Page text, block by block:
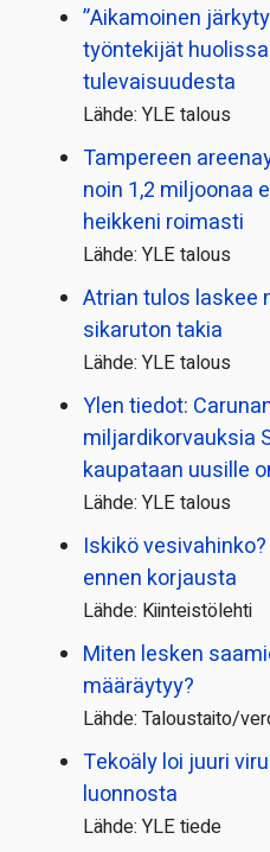
”Aikamoinen
työntekijät
tulevaisuudesta
Lähde: YLE talous
Tampereen
noin 1,2 miljoonaa
heikkeni roimasti
Lähde: YLE talous
Atrian tulos laskee
sikaruton takia
Lähde: YLE talous
Ylen tiedot:
miljardi­korvauksia
kaupataan uusille
Lähde: YLE talous
Iskikö
ennen korjausta
Lähde: Kiinteistölehti
Miten lesken
määräytyy?
Lähde: Taloustaito/
Tekoäly loi juuri
luonnosta
Lähde: YLE tiede